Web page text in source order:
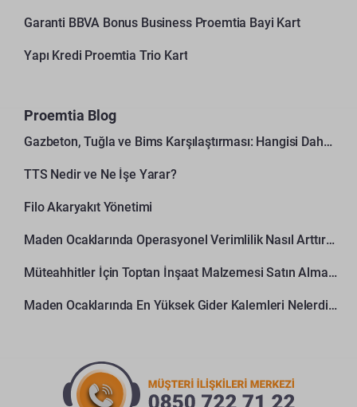
Garanti BBVA Bonus Business Proemtia Bayi Kart
Yapı Kredi Proemtia Trio Kart
Proemtia Blog
Gazbeton, Tuğla ve Bims Karşılaştırması: Hangisi Daha Avantajlı?
TTS Nedir ve Ne İşe Yarar?
Filo Akaryakıt Yönetimi
Maden Ocaklarında Operasyonel Verimlilik Nasıl Arttırılır?
Müteahhitler İçin Toptan İnşaat Malzemesi Satın Alma Rehberi
Maden Ocaklarında En Yüksek Gider Kalemleri Nelerdir?